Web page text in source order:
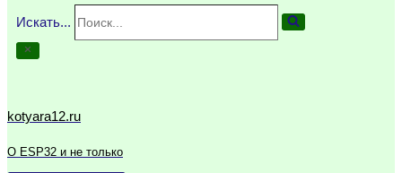
Искать...
kotyara12.ru
О ESP32 и не только